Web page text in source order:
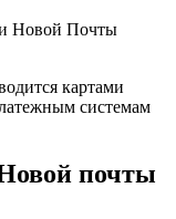
Новой Почты
картами
системам
почты